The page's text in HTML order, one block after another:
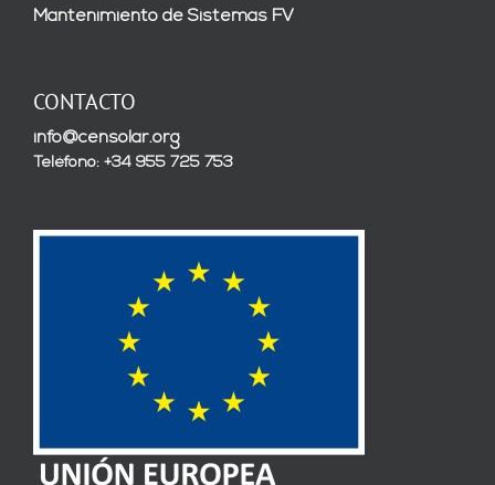
Mantenimiento de Sistemas FV
CONTACTO
info@censolar.org
Teléfono: +34 955 725 753